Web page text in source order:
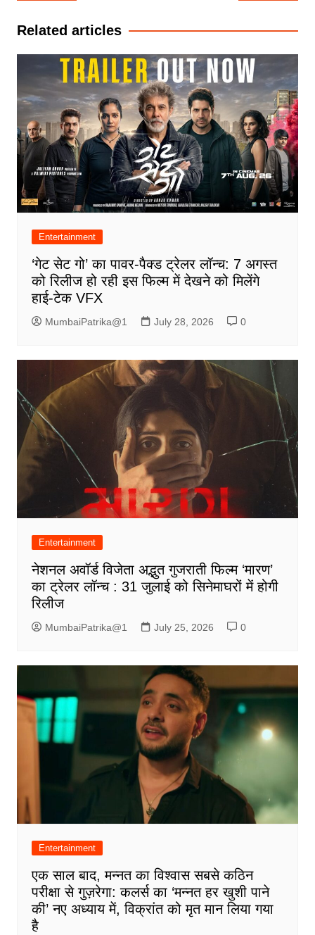
Related articles
Entertainment
‘गेट सेट गो’ का पावर-पैक्ड ट्रेलर लॉन्च: 7 अगस्त
को रिलीज हो रही इस फिल्म में देखने को मिलेंगे
हाई-टेक VFX
MumbaiPatrika@1 July 28, 2026 0
Entertainment
नेशनल अवॉर्ड विजेता अद्भुत गुजराती फिल्म ‘मारण’
का ट्रेलर लॉन्च : 31 जुलाई को सिनेमाघरों में होगी
रिलीज
MumbaiPatrika@1 July 25, 2026 0
Entertainment
एक साल बाद, मन्नत का विश्वास सबसे कठिन
परीक्षा से गुज़रेगा: कलर्स का ‘मन्नत हर खुशी पाने
की’ नए अध्याय में, विक्रांत को मृत मान लिया गया
है